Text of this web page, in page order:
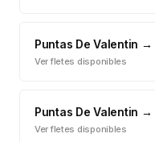
Puntas De Valentin →
Ver fletes disponibles
Puntas De Valentin →
Ver fletes disponibles